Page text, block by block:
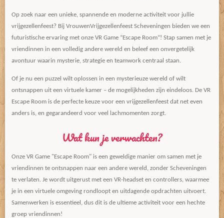
Op zoek naar een unieke, spannende en moderne activiteit voor jullie
vrijgezellenfeest? Bij VrouwenVrijgezellenfeest Scheveningen bieden we een
futuristische ervaring met onze VR Game “Escape Room”! Stap samen met je
vriendinnen in een volledig andere wereld en beleef een onvergetelijk
avontuur waarin mysterie, strategie en teamwork centraal staan.
Of je nu een puzzel wilt oplossen in een mysterieuze wereld of wilt
ontsnappen uit een virtuele kamer – de mogelijkheden zijn eindeloos. De VR
Escape Room is de perfecte keuze voor een vrijgezellenfeest dat net even
anders is, en gegarandeerd voor veel lachmomenten zorgt.
Wat kun je verwachten?
Onze VR Game "Escape Room" is een geweldige manier om samen met je
vriendinnen te ontsnappen naar een andere wereld, zonder Scheveningen
te verlaten. Je wordt uitgerust met een VR-headset en controllers, waarmee
je in een virtuele omgeving rondloopt en uitdagende opdrachten uitvoert.
Samenwerken is essentieel, dus dit is de ultieme activiteit voor een hechte
groep vriendinnen!